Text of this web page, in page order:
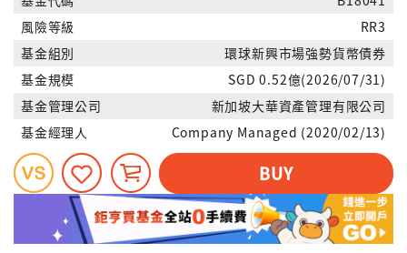
風險等級
RR3
基金組別
環球新興市場強勢貨幣債券
基金規模
SGD 0.52億(2026/07/31)
基金管理公司
新加坡大華資產管理有限公司
基金經理人
Company Managed (2020/02/13)
BUY